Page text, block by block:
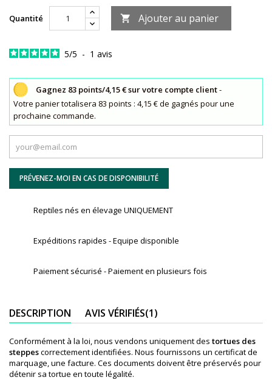
Quantité  Ajouter au panier
5/5 - 1 avis
Gagnez 83 points/4,15 € sur votre compte client-
Votre panier totalisera 83 points : 4,15 € de gagnés pour une
prochaine commande.
PRÉVENEZ-MOI EN CAS DE DISPONIBILITÉ
Reptiles nés en élevage UNIQUEMENT
Expéditions rapides - Equipe disponible
Paiement sécurisé - Paiement en plusieurs fois
DESCRIPTION AVIS VÉRIFIÉS(1)
Conformément à la loi, nous vendons uniquement des tortues des
steppescorrectement identifiées. Nous fournissons un certificat de
marquage, une facture. Ces documents doivent être préservés pour
détenir sa tortue en toute légalité.